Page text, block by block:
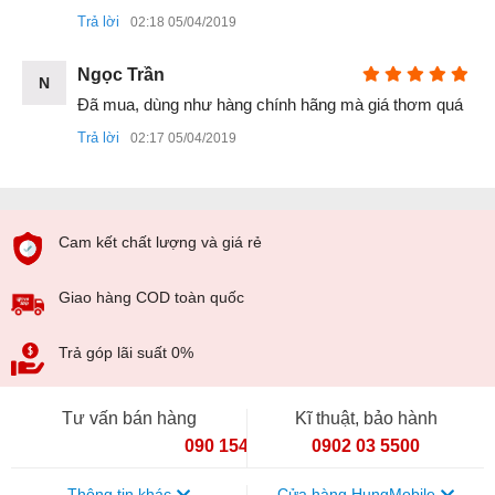
Tế xách tay hay không ?
Đây là phiên bản Quốc Tế được phân phối tại thị trường
Quốc Tế cũng như nhiều thị trường khác, vì vậy máy có thể
sử dụng hoàn toàn bình thường tại thị trường Việt Nam mà
không gặp trở ngại nào. Hơn nữa mức giá của chúng còn rẻ
hơn hàng chính hãng nhiều lần và chênh lệch không đáng
Trả lời 02:18 05/04/2019
N
Ngọc Trần
Đã mua, dùng như hàng chính hãng mà giá thơm quá
Trả lời 02:17 05/04/2019
Cam kết chất lượng và giá rẻ
Giao hàng COD toàn quốc
Trả góp lãi suất 0%
Tư vấn bán hàng
090 154 8866
Kĩ thuật, bảo hành
0902 03 5500